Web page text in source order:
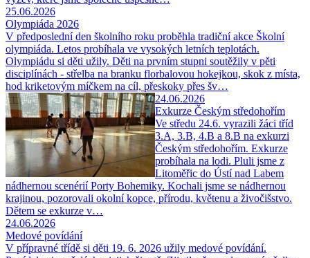
25.06.2026
Olympiáda 2026
V předposlední den školního roku proběhla tradiční akce Školní
olympiáda. Letos probíhala ve vysokých letních teplotách.
Olympiádu si děti užily. Děti na prvním stupni soutěžily v pěti
disciplínách - střelba na branku florbalovou hokejkou, skok z místa,
hod kriketovým míčkem na cíl, přeskoky přes šv…
24.06.2026
Exkurze Českým středohořím
Ve středu 24.6. vyrazili žáci tříd
3.A, 3.B, 4.B a 8.B na exkurzi
Českým středohořím. Exkurze
probíhala na lodi. Pluli jsme z
Litoměřic do Ústí nad Labem
nádhernou scenérií Porty Bohemiky. Kochali jsme se nádhernou
krajinou, pozorovali okolní kopce, přírodu, květenu a živočišstvo.
Dětem se exkurze v…
24.06.2026
Medové povídání
V přípravné třídě si děti 19. 6. 2026 užily medové povídání.